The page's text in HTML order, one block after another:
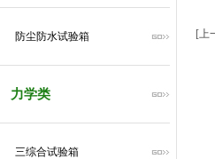
防尘防水试验箱
力学类
三综合试验箱
[上